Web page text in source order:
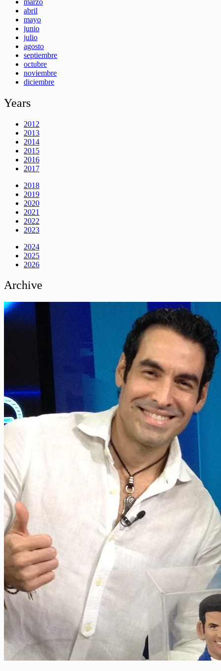
abril
mayo
junio
julio
agosto
septiembre
octubre
noviembre
diciembre
Years
2012
2013
2014
2015
2016
2017
2018
2019
2020
2021
2022
2023
2024
2025
2026
Archive